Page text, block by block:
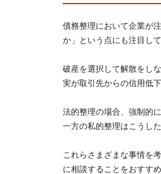
債務整理において企業が
か」という点にも注目し
破産を選択して解散をし
実が取引先からの信用低
法的整理の場合、強制的
一方の私的整理はこうし
これらさまざまな事情を
に相談することをおすすめ